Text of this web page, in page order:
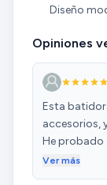
Diseño
Opiniones
Esta
accesorios,
He probado
funciona
Ver más